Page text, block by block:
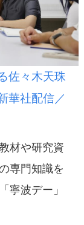
佐々木天珠
華社配信／
材や研究資
専門知識を
寧波デー」